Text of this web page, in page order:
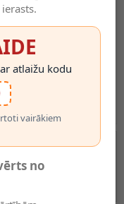
atlaižu kodu
vairākiem
no